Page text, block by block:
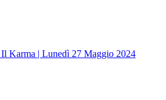
Il Karma | Lunedì 27 Maggio 2024